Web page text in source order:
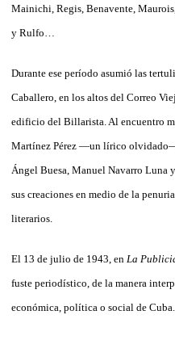
Mainichi, Regis, Benavente,
y Rulfo…
Durante ese período asumió las
Caballero, en los altos del Correo
edificio del Billarista. Al encuentro
Martínez Pérez —un lírico
Ángel Buesa, Manuel Navarro Luna
sus creaciones en medio de la
literarios.
El 13 de julio de 1943, en La
fuste periodístico, de la manera
económica, política o social de Cuba.